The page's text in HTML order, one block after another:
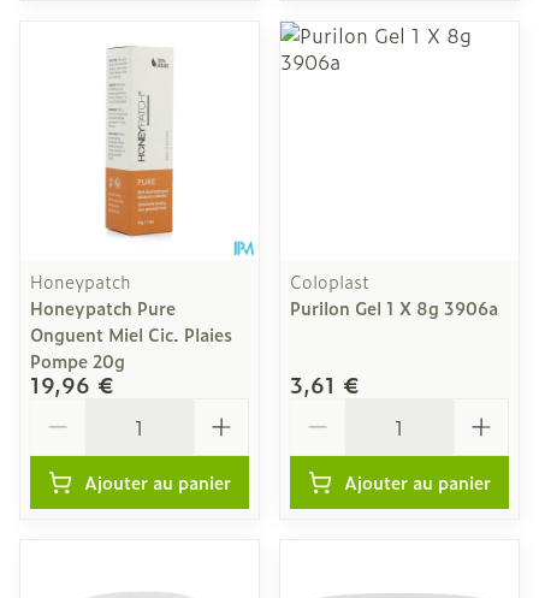
Honeypatch
Honeypatch Pure
Onguent Miel Cic. Plaies
Pompe 20g
19,96 €
Ajouter au panier
Coloplast
Purilon Gel 1 X 8g 3906a
3,61 €
Ajouter au panier